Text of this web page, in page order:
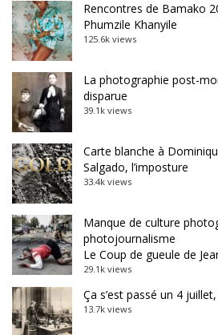
Rencontres de Bamako
Phumzile Khanyile
125.6k views
La photographie post-
disparue
39.1k views
Carte blanche à
Salgado, l’imposture
33.4k views
Manque de culture
photojournalisme
Le Coup de gueule de
29.1k views
Ça s’est passé un 4
13.7k views